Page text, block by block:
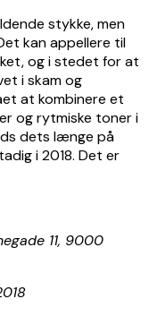
stykke, men
kan appellere til
og i stedet for at
i skam og
at kombinere et
og rytmiske toner i
dets længe på
i 2018. Det er
11, 9000